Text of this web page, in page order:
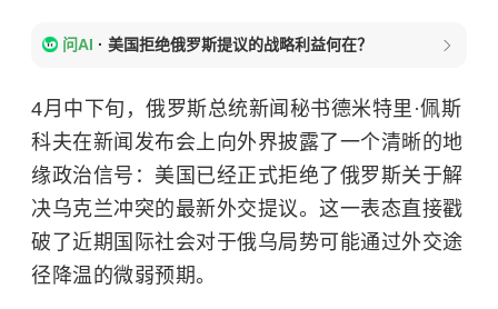
问AI · 美国拒绝俄罗斯提议的战略利益何在？
4月中下旬，俄罗斯总统新闻秘书德米特里·佩斯
科夫在新闻发布会上向外界披露了一个清晰的地
缘政治信号：美国已经正式拒绝了俄罗斯关于解
决乌克兰冲突的最新外交提议。这一表态直接戳
破了近期国际社会对于俄乌局势可能通过外交途
径降温的微弱预期。